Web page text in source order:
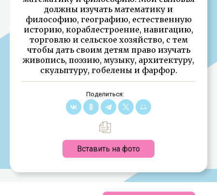
должны изучать математику и
философию, географию, естественную
историю, кораблестроение, навигацию,
торговлю и сельское хозяйство, с тем
чтобы дать своим детям право изучать
живопись, поэзию, музыку, архитектуру,
скульптуру, гобелены и фарфор.
Поделиться:
Вставить на фото